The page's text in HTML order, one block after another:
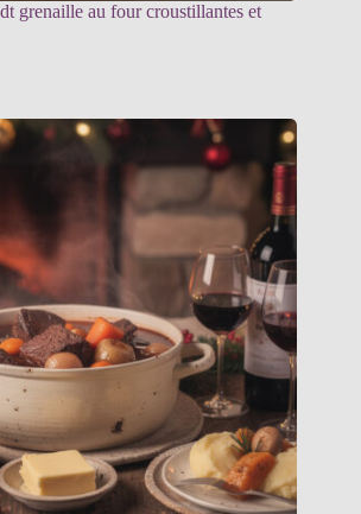
grenaille au four croustillantes et